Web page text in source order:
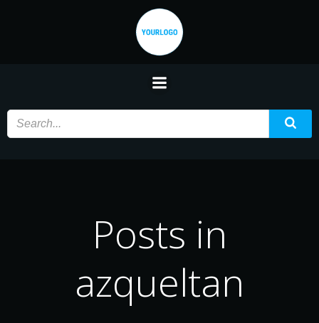
Saltar
contenido
Posts in
azqueltan